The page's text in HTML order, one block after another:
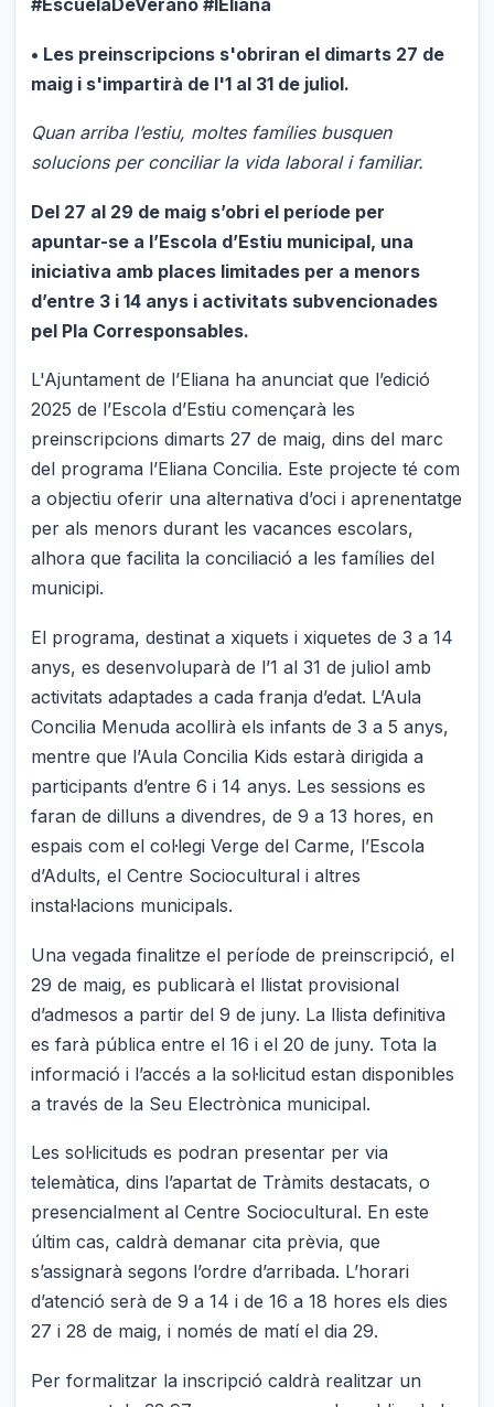
#EscuelaDeVerano #lEliana
• Les preinscripcions s'obriran el dimarts 27 de
maig i s'impartirà de l'1 al 31 de juliol.
Quan arriba l’estiu, moltes famílies busquen
solucions per conciliar la vida laboral i familiar.
Del 27 al 29 de maig s’obri el període per
apuntar-se a l’Escola d’Estiu municipal, una
iniciativa amb places limitades per a menors
d’entre 3 i 14 anys i activitats subvencionades
pel Pla Corresponsables.
L'Ajuntament de l’Eliana ha anunciat que l’edició
2025 de l’Escola d’Estiu començarà les
preinscripcions dimarts 27 de maig, dins del marc
del programa l’Eliana Concilia. Este projecte té com
a objectiu oferir una alternativa d’oci i aprenentatge
per als menors durant les vacances escolars,
alhora que facilita la conciliació a les famílies del
municipi.
El programa, destinat a xiquets i xiquetes de 3 a 14
anys, es desenvoluparà de l’1 al 31 de juliol amb
activitats adaptades a cada franja d’edat. L’Aula
Concilia Menuda acollirà els infants de 3 a 5 anys,
mentre que l’Aula Concilia Kids estarà dirigida a
participants d’entre 6 i 14 anys. Les sessions es
faran de dilluns a divendres, de 9 a 13 hores, en
espais com el col·legi Verge del Carme, l’Escola
d’Adults, el Centre Sociocultural i altres
instal·lacions municipals.
Una vegada finalitze el període de preinscripció, el
29 de maig, es publicarà el llistat provisional
d’admesos a partir del 9 de juny. La llista definitiva
es farà pública entre el 16 i el 20 de juny. Tota la
informació i l’accés a la sol·licitud estan disponibles
a través de la Seu Electrònica municipal.
Les sol·licituds es podran presentar per via
telemàtica, dins l’apartat de Tràmits destacats, o
presencialment al Centre Sociocultural. En este
últim cas, caldrà demanar cita prèvia, que
s’assignarà segons l’ordre d’arribada. L’horari
d’atenció serà de 9 a 14 i de 16 a 18 hores els dies
27 i 28 de maig, i només de matí el dia 29.
Per formalitzar la inscripció caldrà realitzar un